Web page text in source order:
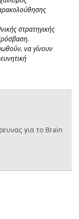
στρατηγικής
να γίνουν
για το Brain